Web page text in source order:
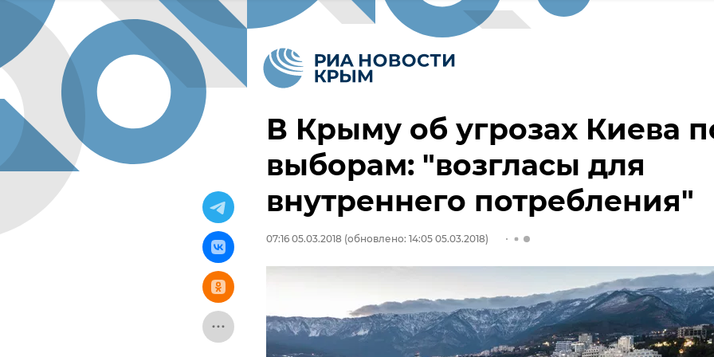
В Крыму об угрозах Киева
выборам: "возгласы для
внутреннего потребления"
07:16 05.03.2018 (обновлено: 14:05 05.03.2018)